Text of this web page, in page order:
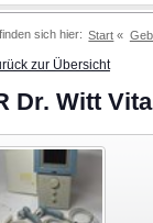
sich hier: Start
zur Übersicht
Dr. Witt